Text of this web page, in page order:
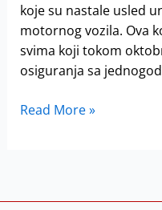
koje su nastale usled
motornog vozila. Ova
svima koji tokom
osiguranja sa
Read More »